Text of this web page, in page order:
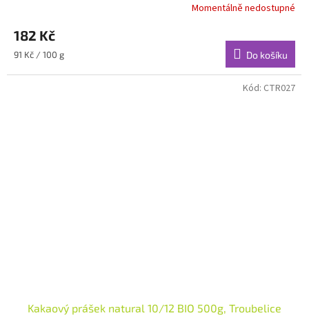
Momentálně nedostupné
182 Kč
Měrná
91 Kč / 100 g Do košíku
Kakaový prášek natural 10/12 BIO 500g, Troubelice
Kód: CTR027